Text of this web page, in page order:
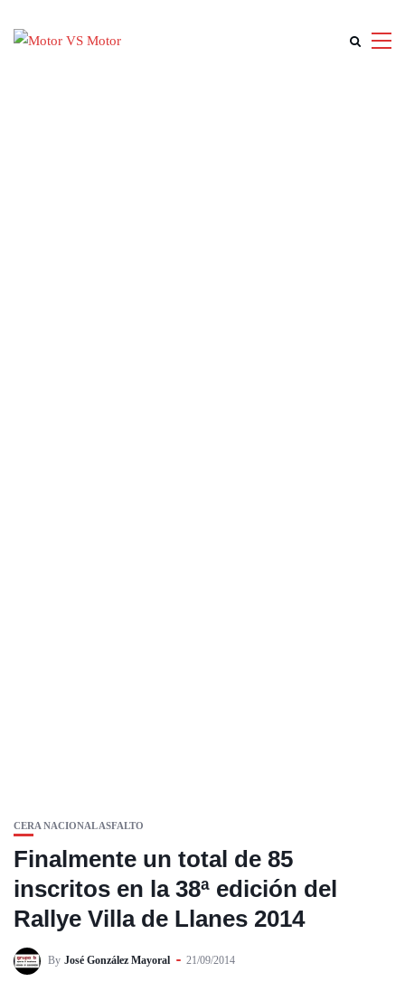
CERA NACIONAL ASFALTO
Finalmente un total de 85
inscritos en la 38ª edición del
Rallye Villa de Llanes 2014
By José González Mayoral 21/09/2014